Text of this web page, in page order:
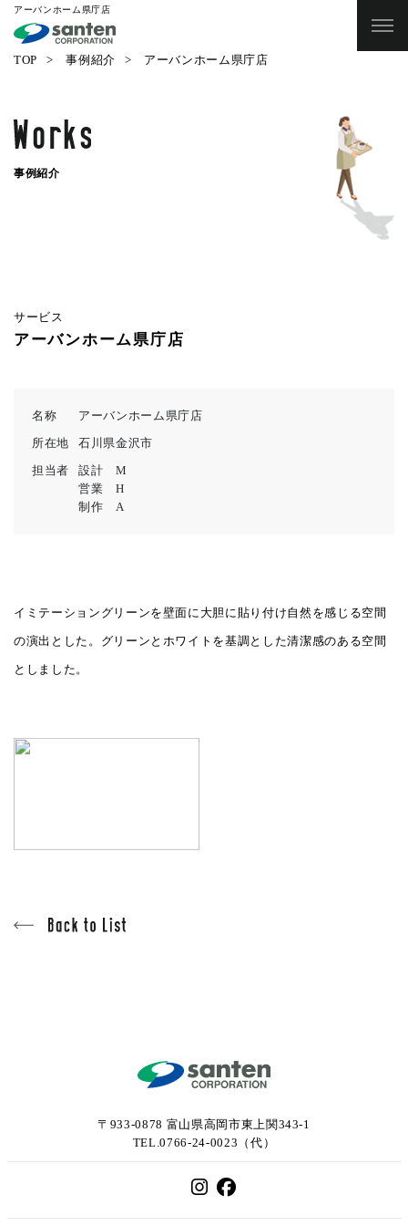
アーバンホーム県庁店
TOP 事例紹介 アーバンホーム県庁店
事例紹介
サービス
アーバンホーム県庁店
名称
アーバンホーム県庁店
所在地
石川県金沢市
担当者
設計 M
営業 H
制作 A
イミテーショングリーンを壁面に大胆に貼り付け自然を感じる空間
の演出とした。グリーンとホワイトを基調とした清潔感のある空間
としました。
〒933-0878 富山県高岡市東上関343-1
TEL.0766-24-0023（代）